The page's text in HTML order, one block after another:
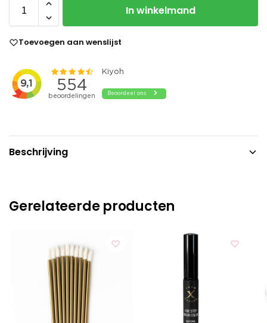
In winkelmand
Toevoegen aan wenslijst
Beschrijving
Gerelateerde producten